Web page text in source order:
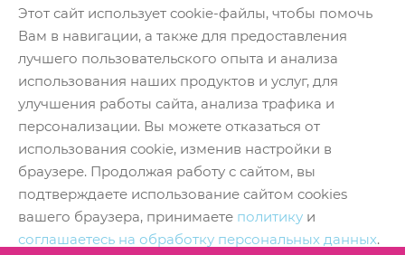
Этот сайт использует cookie-файлы, чтобы помочь
Вам в навигации, а также для предоставления
лучшего пользовательского опыта и анализа
использования наших продуктов и услуг, для
улучшения работы сайта, анализа трафика и
персонализации. Вы можете отказаться от
использования cookie, изменив настройки в
браузере. Продолжая работу с сайтом, вы
подтверждаете использование сайтом cookies
вашего браузера, принимаете политику и
соглашаетесь на обработку персональных данных.